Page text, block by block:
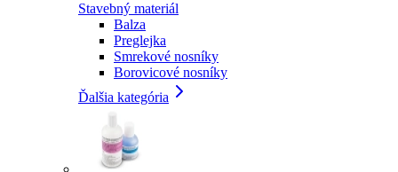
Stavebný materiál
Balza
Preglejka
Smrekové nosníky
Borovicové nosníky
Ďalšia kategória